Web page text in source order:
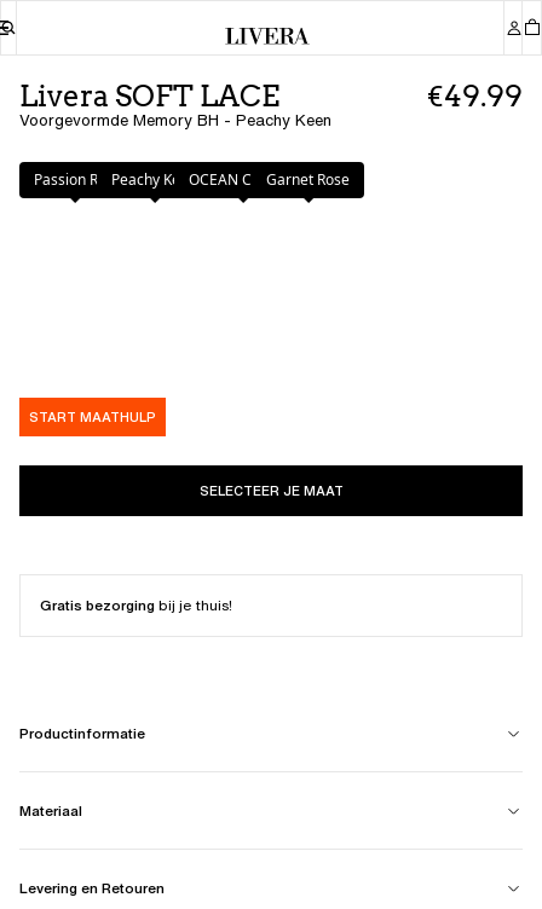
Livera SOFT LACE
Voorgevormde Memory BH - Peachy Keen
€49.99
Kleur: Peachy Keen
Passion RedPeachy KeenOCEAN CAVERNGarnet Rose
START MAATHULP
SELECTEER JE MAAT
Gratis bezorgingbij je thuis!
Productinformatie
Materiaal
Levering en Retouren